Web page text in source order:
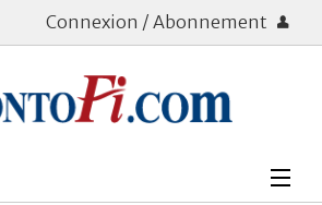
Connexion / Abonnement